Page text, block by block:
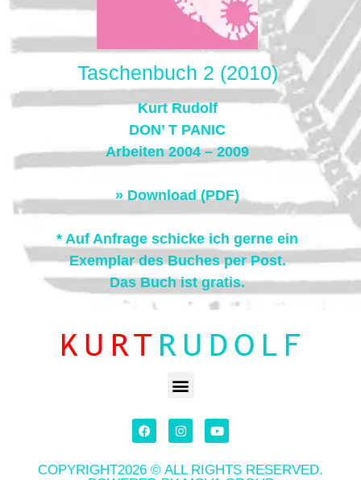
Taschenbuch 2 (2010)
Kurt Rudolf
DON’ T PANIC
Arbeiten 2004 – 2009
» Download (PDF)
* Auf Anfrage schicke ich gerne ein
Exemplar des Buches per Post.
Das Buch ist gratis.
COPYRIGHT2026 © ALL RIGHTS RESERVED.